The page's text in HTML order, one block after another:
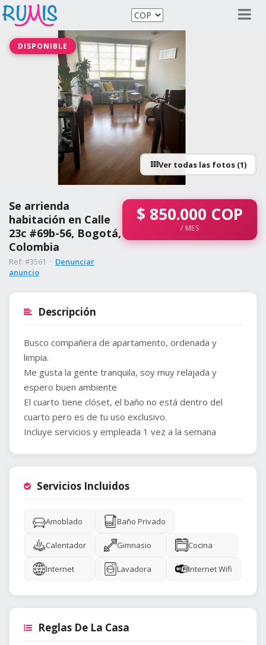
DISPONIBLE
Ver todas las fotos (1)
Se arrienda
habitación en Calle
23c #69b-56, Bogotá,
Colombia
Ref: #3561 · Denunciar
anuncio
$ 850.000 COP
/ MES
Descripción
Busco compañera de apartamento, ordenada y
limpia.
Me gusta la gente tranquila, soy muy relajada y
espero buen ambiente
El cuarto tiene clóset, el baño no está dentro del
cuarto pero es de tu uso exclusivo.
Incluye servicios y empleada 1 vez a la semana
Servicios Incluidos
Amoblado Baño Privado
Calentador Gimnasio Cocina
Internet Lavadora Internet Wifi
Reglas De La Casa